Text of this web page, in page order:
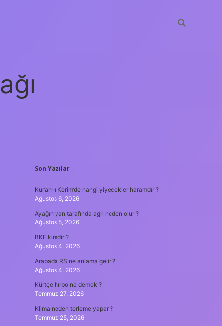
SIDEBAR
Son Yazılar
Kur’an-ı Kerim’de hangi yiyecekler haramdır ?
Ağustos 6, 2026
Ayağın yan tarafında ağrı neden olur ?
Ağustos 5, 2026
BKE kimdir ?
Ağustos 4, 2026
Arabada RS ne anlama gelir ?
Ağustos 4, 2026
Kürtçe hırbo ne demek ?
Temmuz 27, 2026
Klima neden terleme yapar ?
Temmuz 25, 2026